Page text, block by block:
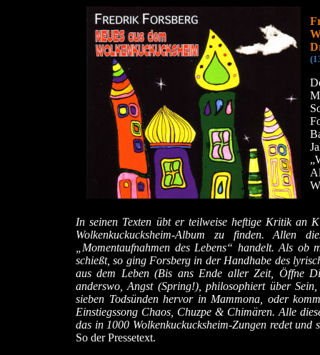
In seinen Texten übt er teilweise heftige Kritik an
Wolkenkuckucksheim-Album zu finden. Allen
„Momentaufnahmen des Lebens“ handelt. Als
schießt, so ging Forsberg in der Handhabe des
aus dem Leben (Bis ans Ende aller Zeit, Öffne
anderswo, Angst (Spring!), philosophiert über
sieben Todsünden hervor in Mammona, oder
Einstiegssong Chaos, Chuzpe & Chimären. Alle
das in 1000 Wolkenkuckucksheim-Zungen redet
So der Pressetext.